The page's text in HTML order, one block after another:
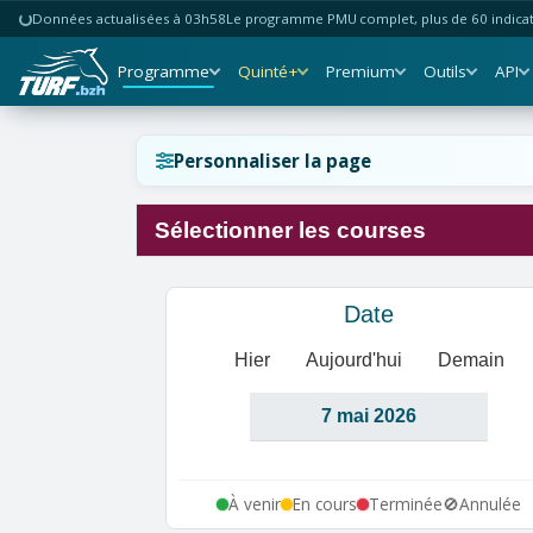
Données actualisées à 03h58Le programme PMU complet, plus de 60
Programme Quinté+ Premium Outils API
Personnaliser la page
Sélectionner les courses
Date
Hier Aujourd'hui Demain
À venir En cours Terminée🚫Annulée
Réinitialiser l'affichage ?
Annuler